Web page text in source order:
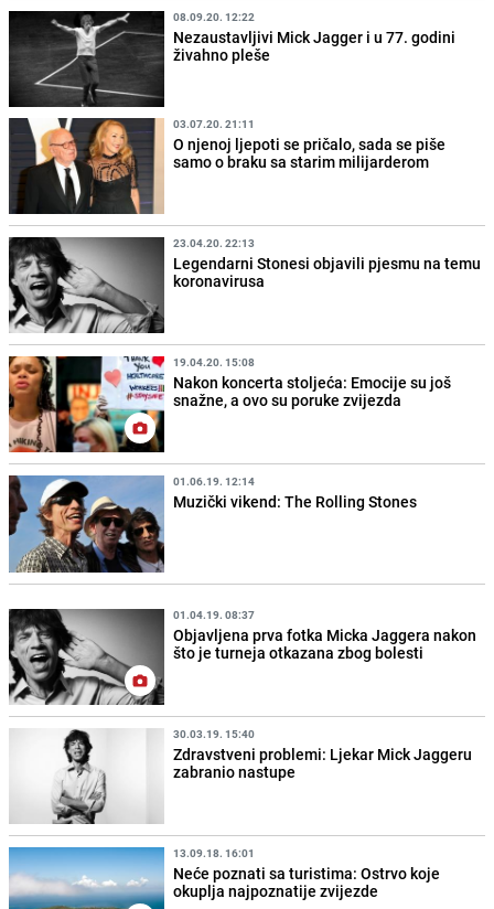
08.09.20. 12:22
Nezaustavljivi Mick Jagger i u 77. godini
živahno pleše
03.07.20. 21:11
O njenoj ljepoti se pričalo, sada se piše
samo o braku sa starim milijarderom
23.04.20. 22:13
Legendarni Stonesi objavili pjesmu na temu
koronavirusa
19.04.20. 15:08
Nakon koncerta stoljeća: Emocije su još
snažne, a ovo su poruke zvijezda
01.06.19. 12:14
Muzički vikend: The Rolling Stones
01.04.19. 08:37
Objavljena prva fotka Micka Jaggera nakon
što je turneja otkazana zbog bolesti
30.03.19. 15:40
Zdravstveni problemi: Ljekar Mick Jaggeru
zabranio nastupe
13.09.18. 16:01
Neće poznati sa turistima: Ostrvo koje
okuplja najpoznatije zvijezde